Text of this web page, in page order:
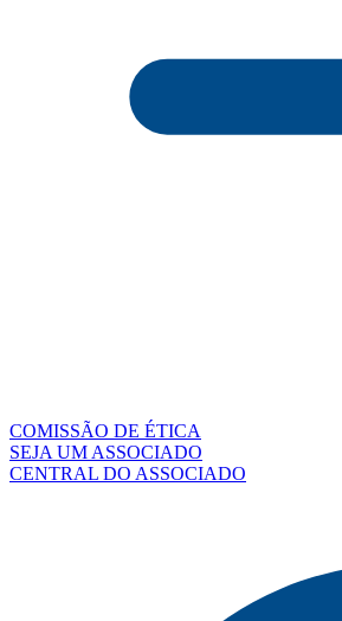
COMISSÃO DE ÉTICA
SEJA UM ASSOCIADO
CENTRAL DO ASSOCIADO